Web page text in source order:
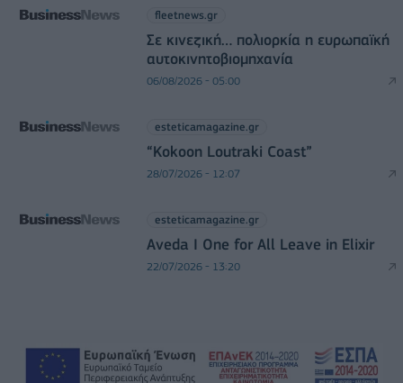
fleetnews.gr
Σε κινεζική… πολιορκία η ευρωπαϊκή
αυτοκινητοβιομηχανία
06/08/2026 - 05:00
esteticamagazine.gr
“Kokoon Loutraki Coast”
28/07/2026 - 12:07
esteticamagazine.gr
Aveda I One for All Leave in Elixir
22/07/2026 - 13:20